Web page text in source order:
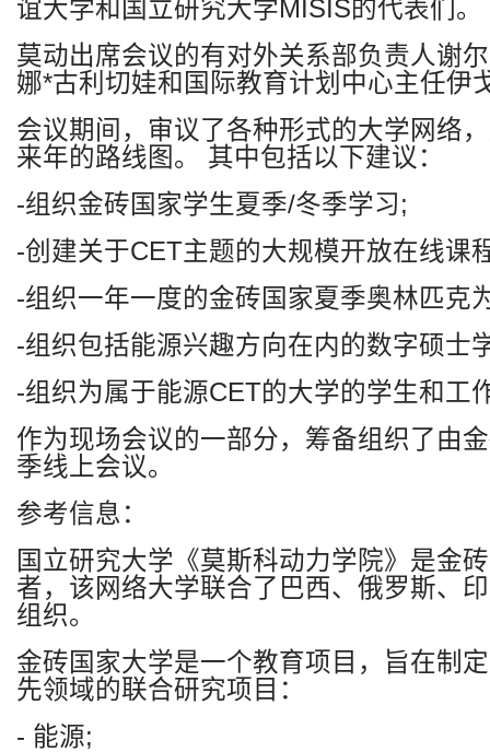
谊大学和国立研究大学MISIS的代表们。
莫动出席会议的有对外关系部负责人谢
娜*古利切娃和国际教育计划中心主任伊
会议期间，审议了各种形式的大学网络
来年的路线图。
其中包括以下建议：
-组织金砖国家学生夏季/冬季学习;
-创建关于CET主题的大规模开放在线课
-组织一年一度的金砖国家夏季奥林匹克
-组织包括能源兴趣方向在内的数字硕士
-组织为属于能源CET的大学的学生和工
作为现场会议的一部分，筹备组织了由
季线上会议。
参考信息：
国立研究大学《莫斯科动力学院》是金
者，该网络大学联合了巴西、俄罗斯、
组织。
金砖国家大学是一个教育项目，旨在制
先领域的联合研究项目：
- 能源;